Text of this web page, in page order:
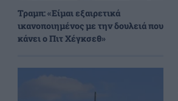
Τραμπ: «Είμαι εξαιρετικά
ικανοποιημένος με την δουλειά που
κάνει ο Πιτ Χέγκσεθ»